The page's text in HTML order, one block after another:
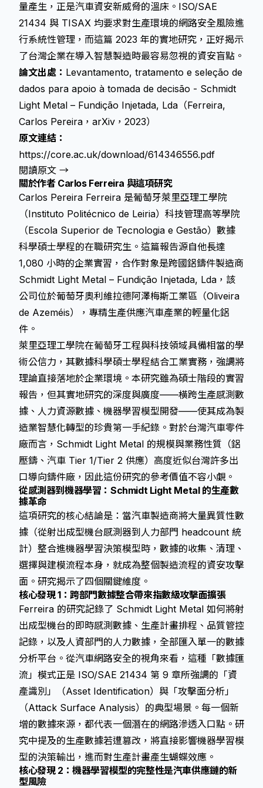
量產生，正是汽車資安新威脅的溫床。ISO/SAE
21434 與 TISAX 均要求對生產環境的網路安全風險進
行系統性管理，而這篇 2023 年的實地研究，正好揭示
了台灣企業在導入智慧製造時最容易忽視的資安盲點。
論文出處： Levantamento, tratamento e seleção de
dados para apoio à tomada de decisão - Schmidt
Light Metal – Fundição Injetada, Lda（Ferreira,
Carlos Pereira，arXiv，2023）
原文連結：
https://core.ac.uk/download/614346556.pdf
閱讀原文 →
關於作者 Carlos Ferreira 與這項研究
Carlos Pereira Ferreira 是葡萄牙萊里亞理工學院
（Instituto Politécnico de Leiria）科技管理高等學院
（Escola Superior de Tecnologia e Gestão）數據
科學碩士學程的在職研究生。這篇報告源自他長達
1,080 小時的企業實習，合作對象是跨國鋁鑄件製造商
Schmidt Light Metal – Fundição Injetada, Lda，該
公司位於葡萄牙奧利維拉德阿澤梅斯工業區（Oliveira
de Azeméis），專精生產供應汽車產業的輕量化鋁
件。
萊里亞理工學院在葡萄牙工程與科技領域具備相當的學
術公信力，其數據科學碩士學程結合工業實務，強調將
理論直接落地於企業環境。本研究雖為碩士階段的實習
報告，但其實地研究的深度與廣度——橫跨生產感測數
據、人力資源數據、機器學習模型開發——使其成為製
造業智慧化轉型的珍貴第一手紀錄。對於台灣汽車零件
廠而言，Schmidt Light Metal 的規模與業務性質（鋁
壓鑄、汽車 Tier 1/Tier 2 供應）高度近似台灣許多出
口導向鑄件廠，因此這份研究的參考價值不容小覷。
從感測器到機器學習：Schmidt Light Metal 的生產數
據革命
這項研究的核心結論是：當汽車製造商將大量異質性數
據（從射出成型機台感測器到人力部門 headcount 統
計）整合進機器學習決策模型時，數據的收集、清理、
選擇與建模流程本身，就成為整個製造流程的資安攻擊
面。研究揭示了四個關鍵維度。
核心發現 1：跨部門數據整合帶來指數級攻擊面擴張
Ferreira 的研究記錄了 Schmidt Light Metal 如何將射
出成型機台的即時感測數據、生產計畫排程、品質管控
記錄，以及人資部門的人力數據，全部匯入單一的數據
分析平台。從汽車網路安全的視角來看，這種「數據匯
流」模式正是 ISO/SAE 21434 第 9 章所強調的「資
產識別」（Asset Identification）與「攻擊面分析」
（Attack Surface Analysis）的典型場景。每一個新
增的數據來源，都代表一個潛在的網路滲透入口點。研
究中提及的生產數據若遭篡改，將直接影響機器學習模
型的決策輸出，進而對生產計畫產生蝴蝶效應。
核心發現 2：機器學習模型的完整性是汽車供應鏈的新
型風險